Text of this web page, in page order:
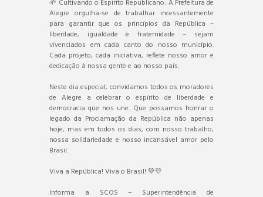
🌱 Cultivando o Espírito Republicano: A Prefeitura de
Alegre orgulha-se de trabalhar incessantemente
para garantir que os princípios da República –
liberdade, igualdade e fraternidade – sejam
vivenciados em cada canto do nosso município.
Cada projeto, cada iniciativa, reflete nosso amor e
dedicação à nossa gente e ao nosso país.
Neste dia especial, convidamos todos os moradores
de Alegre a celebrar o espírito de liberdade e
democracia que nos une. Que possamos honrar o
legado da Proclamação da República não apenas
hoje, mas em todos os dias, com nosso trabalho,
nossa solidariedade e nosso incansável amor pelo
Brasil.
Viva a República! Viva o Brasil! 💚💛
Informa a SCOS – Superintendência de